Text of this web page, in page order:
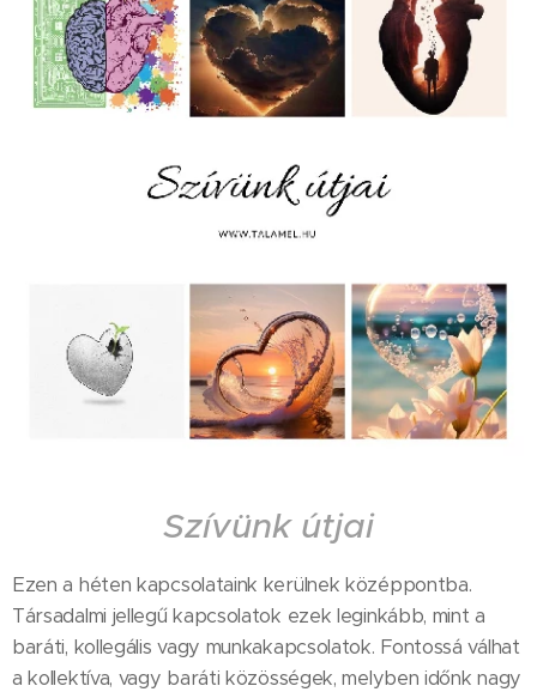
Szívünk útjai
Ezen a héten kapcsolataink kerülnek középpontba.
Társadalmi jellegű kapcsolatok ezek leginkább, mint a
baráti, kollegális vagy munkakapcsolatok. Fontossá válhat
a kollektíva, vagy baráti közösségek, melyben időnk nagy